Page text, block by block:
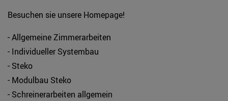
Besuchen sie unsere Homepage!
- Allgemeine Zimmerarbeiten
- Individueller Systembau
- Steko
- Modulbau Steko
- Schreinerarbeiten allgemein